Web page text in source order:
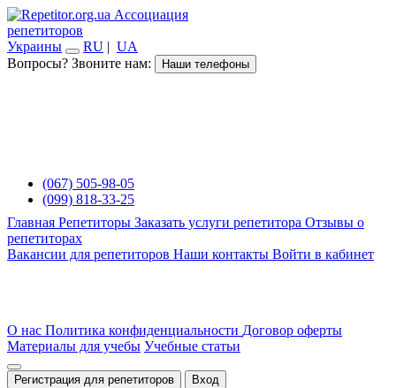
Ассоциация
репетиторов
Украины
RU | UA
Вопросы? Звоните нам:
Наши телефоны
(067) 505-98-05
(099) 818-33-25
Главная Репетиторы Заказать услуги репетитора Отзывы о
репетиторах
Вакансии для репетиторов Наши контакты Войти в кабинет
О нас Политика конфиденциальности Договор оферты
Материалы для учебы Учебные статьи
Регистрация для репетиторов Вход